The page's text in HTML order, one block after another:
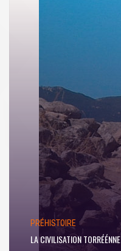
PRÉHISTOIRE
LA CIVILISATION TORRÉÉNNE